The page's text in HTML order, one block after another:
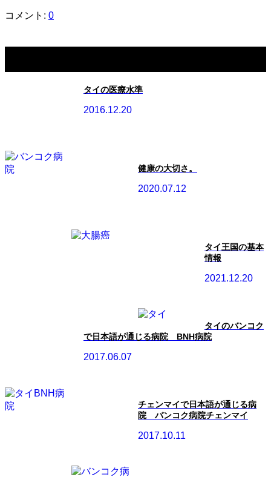
コメント: 0
タイの医療水準
2016.12.20
健康の大切さ。
2020.07.12
タイ王国の基本
情報
2021.12.20
タイのバンコク
で日本語が通じる病院 BNH病院
2017.06.07
チェンマイで日本語が通じる病
院 バンコク病院チェンマイ
2017.10.11